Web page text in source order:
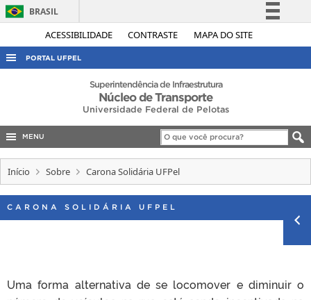
ACESSIBILIDADE CONTRASTE MAPA DO SITE
BRASIL
Simplifique!
Acesso à informação
Canais
PORTAL UFPEL
ACESSO À INFORMAÇÃO
EDITAIS
Superintendência de Infraestrutura
Núcleo de Transporte
Universidade Federal de Pelotas
MENU
Início Sobre Carona Solidária UFPel
CARONA SOLIDÁRIA UFPEL
Uma forma alternativa de se locomover e diminuir o